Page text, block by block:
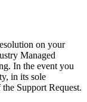
on your
Managed
In the event you
in its sole
Support Request.